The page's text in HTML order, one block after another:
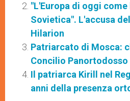
"L'Europa di oggi
Sovietica". L'accusa
Hilarion
Patriarcato di Mosca:
Concilio Panortodosso
Il patriarca Kirill nel
anni della presenza